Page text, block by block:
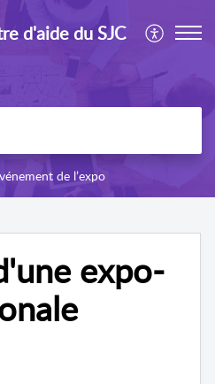
d'aide du SJC
de l’expo
expo-